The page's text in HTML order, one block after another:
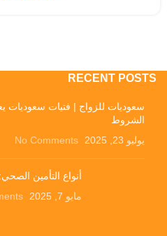
RECENT POSTS
سعوديات للزواج | فتيات سعوديات
الشروط
يوليو 23, 2025
No Comments
أنواع التأمين
مايو 7, 2025